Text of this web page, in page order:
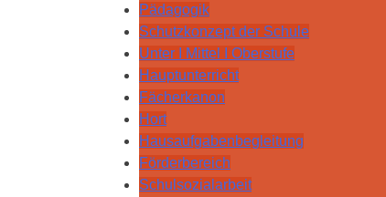
Pädagogik
Schutzkonzept der Schule
Unter I Mittel I Oberstufe
Hauptunterricht
Fächerkanon
Hort
Hausaufgabenbegleitung
Förderbereich
Schulsozialarbeit